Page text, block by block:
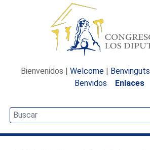
Bienvenidos | Welcome | Benvinguts
Benvidos
Enlaces